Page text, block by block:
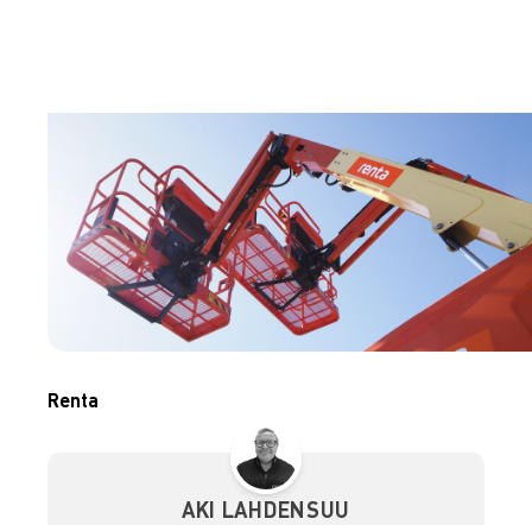
Renta
AKI LAHDENSUU